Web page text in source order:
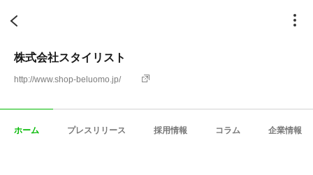
株式会社スタイリスト
http://www.shop-beluomo.jp/
ホーム プレスリリース 採用情報 コラム 企業情報